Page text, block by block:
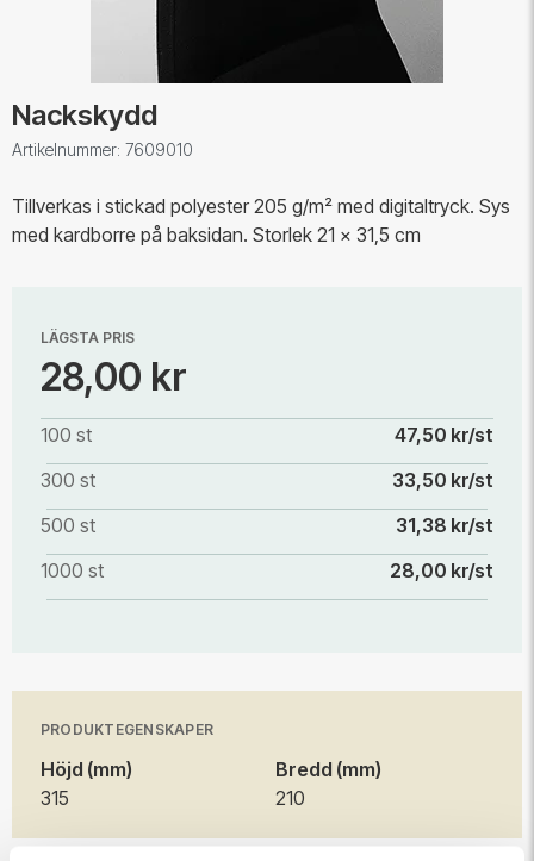
Nackskydd
Artikelnummer: 7609010
Tillverkas i stickad polyester 205 g/m² med digitaltryck. Sys
med kardborre på baksidan. Storlek 21 x 31,5 cm
LÄGSTA PRIS
28,00 kr
100 st
47,50 kr/st
300 st
33,50 kr/st
500 st
31,38 kr/st
1000 st
28,00 kr/st
PRODUKTEGENSKAPER
Höjd (mm)
315
Bredd (mm)
210